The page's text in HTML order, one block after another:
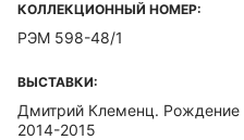
КОЛЛЕКЦИОННЫЙ НОМЕР:
РЭМ 598-48/1
ВЫСТАВКИ:
Дмитрий Клеменц. Рождение
2014-2015